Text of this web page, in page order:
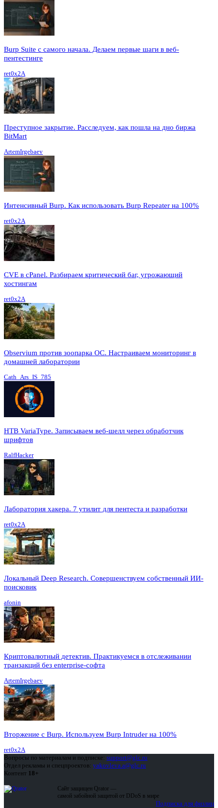
Burp Suite с самого начала. Делаем первые шаги в веб-
пентестинге
ret0x2A
Преступное закрытие. Расследуем, как пошла на дно биржа
BitMart
ArtemIrgebaev
Интенсивный Burp. Как использовать Burp Repeater на 100%
ret0x2A
CVE в cPanel. Разбираем критический баг, угрожающий
хостингам
ret0x2A
Observium против зоопарка ОС. Настраиваем мониторинг в
домашней лаборатории
Cath_Ars_IS_785
HTB VariaType. Записываем веб-шелл через обработчик
шрифтов
RalfHacker
Лаборатория хакера. 7 утилит для пентеста и разработки
ret0x2A
Локальный Deep Research. Совершенствуем собственный ИИ-
поисковик
afonin
Криптовалютный детектив. Практикуемся в отслеживании
транзакций без enterprise-софта
ArtemIrgebaev
Вторжение с Burp. Используем Burp Intruder на 100%
ret0x2A
Вопросы по материалам и подписке: support@glc.ru
Отдел рекламы и спецпроектов: yakovleva.a@glc.ru
Контент 18+
Сайт защищен Qrator —
самой забойной защитой от DDoS в мире
Подписка для физлиц